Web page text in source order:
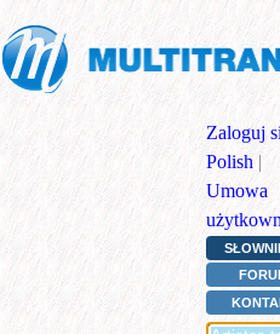
Zaloguj
Polish |
Umowa